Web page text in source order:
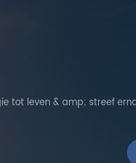
tot leven & amp; streef